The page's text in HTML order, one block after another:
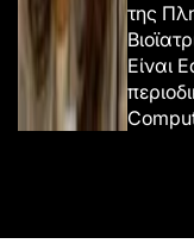
της
Eίναι